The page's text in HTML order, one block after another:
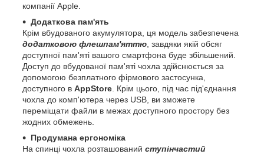
компанії Apple.
Додаткова пам'ять
Крім вбудованого акумулятора, ця модель забезпечена
додатковою флешпам'яттю , завдяки якій обсяг
доступної пам'яті вашого смартфона буде збільшений.
Доступ до вбудованої пам'яті чохла здійснюється за
допомогою безплатного фірмового застосунка,
доступного в AppStore . Крім цього, під час під'єднання
чохла до комп'ютера через USB, ви зможете
переміщати файли в межах доступного простору без
жодних обмежень.
Продумана ергономіка
На спинці чохла розташований ступінчастий